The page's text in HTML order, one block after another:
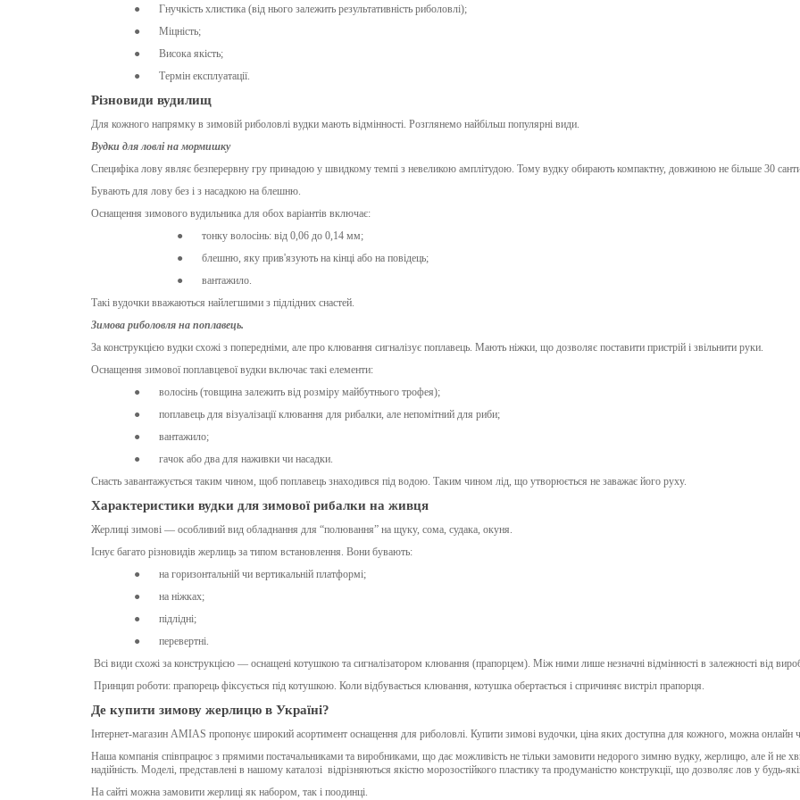
●
Гнучкість хлистика (від нього залежить результативність риболовлі);
●
Міцність;
●
Висока якість;
●
Термін експлуатації.
Різновиди вудилищ
Для кожного напрямку в зимовій риболовлі вудки мають відмінності. Розглянемо найбільш популярні види.
Вудки для ловлі на мормишку
Специфіка лову являє безперервну гру принадою ​​у швидкому темпі з невеликою амплітудою. Тому вудку обирають компактну, довжиною не більше 30
Бувають для лову без і з насадкою на блешню.
Оснащення зимового вудильника для обох варіантів включає:
●
тонку волосінь: від 0,06 до 0,14 мм;
●
блешню, яку прив'язують на кінці або на повідець;
●
вантажило.
Такі вудочки вважаються найлегшими з підлідних снастей.
Зимова риболовля на поплавець.
За конструкцією вудки схожі з попередніми, але про клювання сигналізує поплавець. Мають ніжки, що дозволяє поставити пристрій і звільнити руки.
Оснащення зимової поплавцевої вудки включає такі елементи:
●
волосінь (товщина залежить від розміру майбутнього трофея);
●
поплавець для візуалізації клювання для рибалки, але непомітний для риби;
●
вантажило;
●
гачок або два для наживки чи насадки.
Снасть завантажується таким чином, щоб поплавець знаходився під водою. Таким чином лід, що утворюється не заважає його руху.
Характеристики вудки для зимової рибалки на живця
Жерлиці зимові — особливий вид обладнання для “полювання” на щуку, сома, судака, окуня.
Існує багато різновидів жерлиць за типом встановлення. Вони бувають:
●
на горизонтальній чи вертикальній платформі;
●
на ніжках;
●
підлідні;
●
перевертні.
Всі види схожі за конструкцією — оснащені котушкою та сигналізатором клювання (прапорцем). Між ними лише незначні відмінності в залежності від
Принцип роботи: прапорець фіксується під котушкою. Коли відбувається клювання, котушка обертається і спричиняє вистріл прапорця.
Де купити зимову жерлицю в Україні?
Інтернет-магазин AMIAS пропонує широкий асортимент оснащення для риболовлі. Купити зимові вудочки, ціна яких доступна для кожного, можна онлайн
Наша компанія співпрацює з прямими постачальниками та виробниками, що дає можливість не тільки замовити недорого зимню вудку, жерлицю, але й не
надійність. Моделі, представлені в нашому каталозі відрізняються якістю морозостійкого пластику та продуманістю конструкції, що дозволяє лов у будь-
На сайті можна замовити жерлиці як набором, так і поодинці.